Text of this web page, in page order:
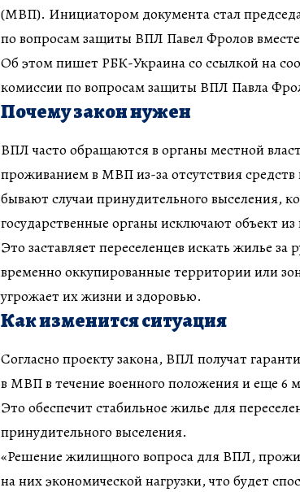
(МВП). Инициатором документа стал
по вопросам защиты ВПЛ Павел Фролов
Об этом пишет РБК-Украина со ссылкой на
комиссии по вопросам защиты ВПЛ Павла
Почему закон нужен
ВПЛ часто обращаются в органы местной
проживанием в МВП из-за отсутствия
бывают случаи принудительного выселения,
государственные органы исключают объект
Это заставляет переселенцев искать жилье
временно оккупированные территории или
угрожает их жизни и здоровью.
Как изменится ситуация
Согласно проекту закона, ВПЛ получат
в МВП в течение военного положения и еще 6
Это обеспечит стабильное жилье для
принудительного выселения.
«Решение жилищного вопроса для ВПЛ,
на них экономической нагрузки, что будет